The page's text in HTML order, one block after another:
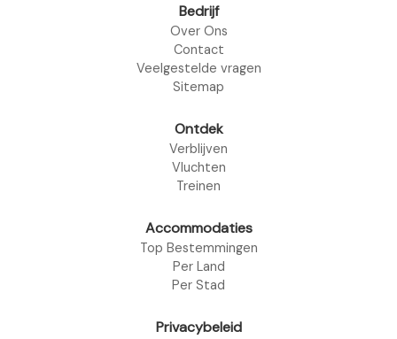
Bedrijf
Over Ons
Contact
Veelgestelde vragen
Sitemap
Ontdek
Verblijven
Vluchten
Treinen
Accommodaties
Top Bestemmingen
Per Land
Per Stad
Privacybeleid